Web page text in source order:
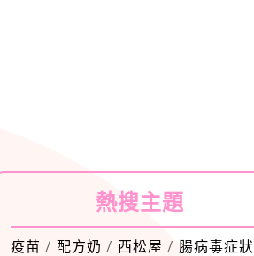
熱搜主題
疫苗 / 配方奶 / 西松屋 / 腸病毒症狀